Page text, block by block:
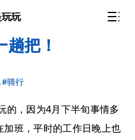
玩
把！
,#骑行
的，因为4月下半旬事情多
班，平时的工作日晚上也